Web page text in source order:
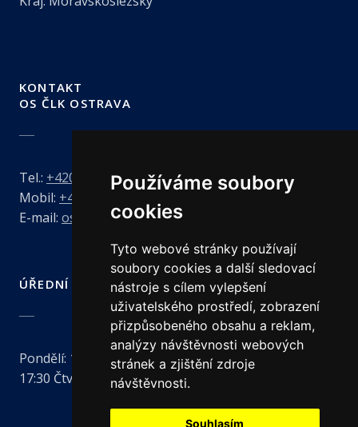
Používáme soubory
cookies
Tyto webové stránky používají
soubory cookies a další sledovací
nástroje s cílem vylepšení
uživatelského prostředí, zobrazení
přizpůsobeného obsahu a reklam,
analýzy návštěvnosti webových
stránek a zjištění zdroje
návštěvnosti.
Souhlasím
KONTAKT
OS ČLK OSTRAVA
Tel.: +420 731 898 893
Mobil: +420 606 726 273
E-mail: ostrava@clkcr.cz
ÚŘEDNÍ HODINY
Pondělí: 13:00 - 17:30Úterý:8:00 - 13:00 Středa:
17:30 Čtvrtek: 8:00 - 13:00